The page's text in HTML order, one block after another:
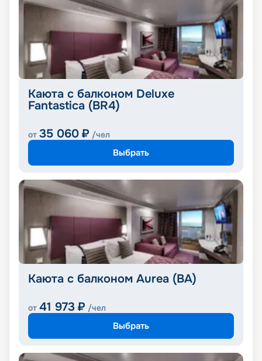
Каюта с балконом Deluxe
Fantastica (BR4)
от 35 060 ₽ /чел
Выбрать
Каюта с балконом Aurea (BA)
от 41 973 ₽ /чел
Выбрать